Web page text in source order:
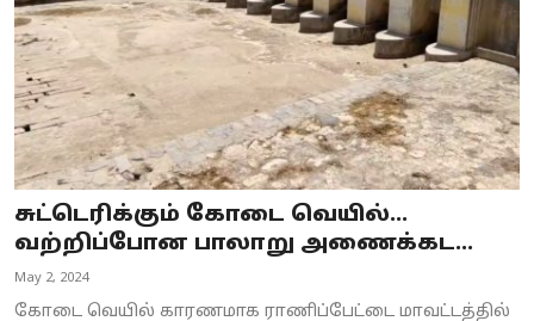
சுட்டெரிக்கும் கோடை வெயில்...
வற்றிப்போன பாலாறு அணைக்கட...
May 2, 2024
கோடை வெயில் காரணமாக ராணிப்பேட்டை மாவட்டத்தில்